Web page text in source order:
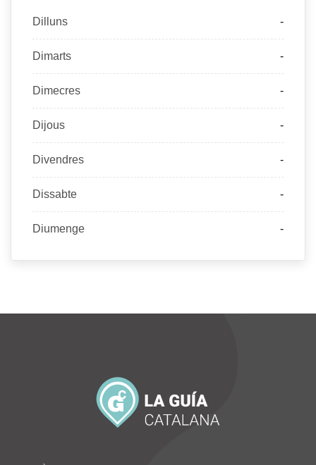
Dilluns -
Dimarts -
Dimecres -
Dijous -
Divendres -
Dissabte -
Diumenge -